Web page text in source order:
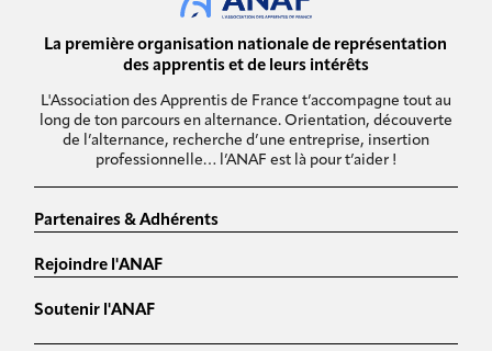
La première organisation nationale de représentation
des apprentis et de leurs intérêts
L'Association des Apprentis de France t’accompagne tout au
long de ton parcours en alternance. Orientation, découverte
de l’alternance, recherche d’une entreprise, insertion
professionnelle… l’ANAF est là pour t’aider !
Partenaires & Adhérents
Rejoindre l'ANAF
Soutenir l'ANAF